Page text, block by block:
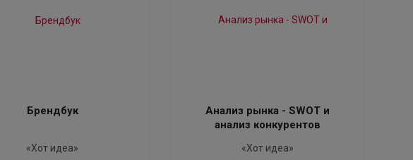
Брендбук
«Хот идеа»
Анализ рынка - SWOT и
анализ конкурентов
«Хот идеа»